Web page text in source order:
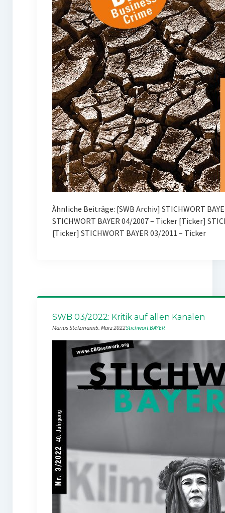
Ähnliche Beiträge: [SWB Archiv] STICHWORT
STICHWORT BAYER 04/2007 – Ticker [Ticker]
[Ticker] STICHWORT BAYER 03/2011 – Ticker
SWB 03/2022: Kritik auf allen Kanälen
Marius Stelzmann5. März 2022Stichwort BAYER